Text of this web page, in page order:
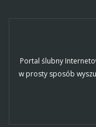
Portal ślubny
w prosty sposób